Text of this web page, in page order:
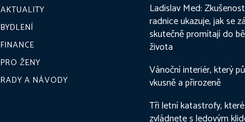
AKTUALITY
BYDLENÍ
FINANCE
PRO ŽENY
RADY A NÁVODY
Ladislav Med:
radnice ukazuje, jak se
skutečně promítají do
života
Vánoční interiér, který
vkusně a přirozeně
Tři letní katastrofy, které